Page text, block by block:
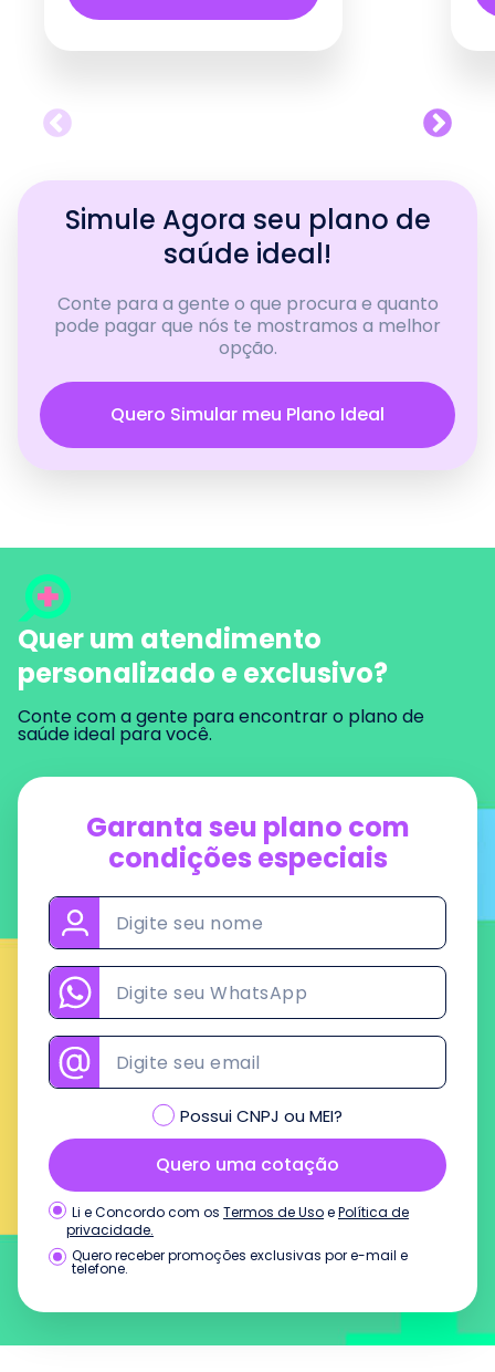
Simule Agora seu plano de
saúde ideal!
Conte para a gente o que procura e quanto
pode pagar que nós te mostramos a melhor
opção.
Quero Simular meu Plano Ideal
Quer um atendimento
personalizado e exclusivo?
Conte com a gente para encontrar o plano de
saúde ideal para você.
Garanta seu plano com
condições especiais
Possui CNPJ ou MEI?
Quero uma cotação
Li e Concordo com os Termos de UsoePolítica de
privacidade.
Quero receber promoções exclusivas por e-mail e
telefone.